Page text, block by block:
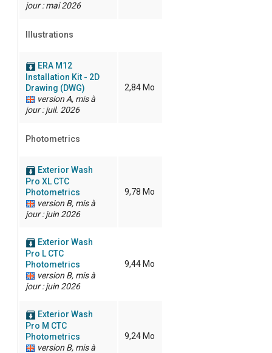
jour : mai 2026
Illustrations
ERA M12
Installation Kit - 2D
Drawing (DWG)
version A, mis à
jour : juil. 2026
2,84 Mo
Photometrics
Exterior Wash
Pro XL CTC
Photometrics
version B, mis à
jour : juin 2026
9,78 Mo
Exterior Wash
Pro L CTC
Photometrics
version B, mis à
jour : juin 2026
9,44 Mo
Exterior Wash
Pro M CTC
Photometrics
version B, mis à
9,24 Mo